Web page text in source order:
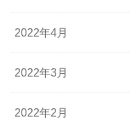
2022年4月
2022年3月
2022年2月